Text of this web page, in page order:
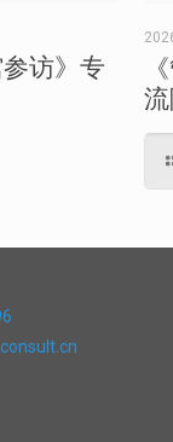
参访》专
流